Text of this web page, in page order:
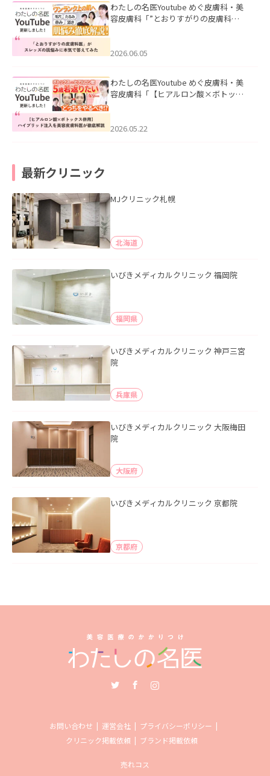
わたしの名医Youtube めぐ皮膚科・美
容皮膚科「”とおりすがりの皮膚科
2026.06.05
わたしの名医Youtube めぐ皮膚科・美
容皮膚科「【ヒアルロン酸×ボトック
た。
2026.05.22
最新クリニック
MJクリニック札幌
北海道
いびきメディカルクリニック 福岡院
福岡県
いびきメディカルクリニック 神戸三宮
院
兵庫県
いびきメディカルクリニック 大阪梅田
院
大阪府
いびきメディカルクリニック 京都院
京都府
お問い合わせ 運営会社
プライバシーポリシー
クリニック掲載依頼
ブランド掲載依頼
売れコス